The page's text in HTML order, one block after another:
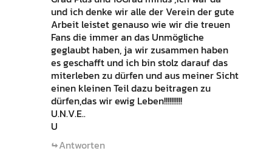
und ich denke wir alle der Verein der gute
Arbeit leistet genauso wie wir die treuen
Fans die immer an das Unmögliche
geglaubt haben, ja wir zusammen haben
es geschafft und ich bin stolz darauf das
miterleben zu dürfen und aus meiner Sicht
einen kleinen Teil dazu beitragen zu
dürfen,das wir ewig Leben!!!!!!!!!!
U.N.V.E..
U
Antworten